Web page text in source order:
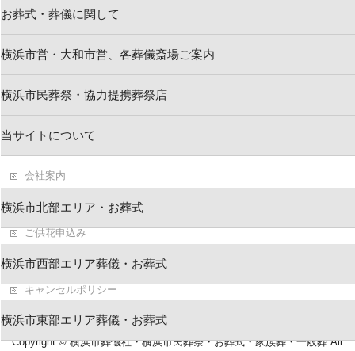
お葬式・葬儀に関して
横浜市営・大和市営、各葬儀斎場ご案内
横浜市民葬祭・協力提携葬祭店
当サイトについて
横浜市北部エリア・お葬式
横浜市西部エリア葬儀・お葬式
横浜市東部エリア葬儀・お葬式
新着情報
お問い合わせ
会社案内
葬儀・お葬式ブログ
ご供花申込み
横浜市民葬祭 葬儀資料
キャンセルポリシー
Copyright ©横浜市葬儀社・横浜市民葬祭・お葬式・家族葬・一般葬All